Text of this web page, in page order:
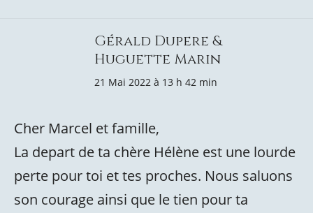
Gérald Dupere &
Huguette Marin
21 Mai 2022 à 13 h 42 min
Cher Marcel et famille,
La depart de ta chère Hélène est une lourde
perte pour toi et tes proches. Nous saluons
son courage ainsi que le tien pour ta